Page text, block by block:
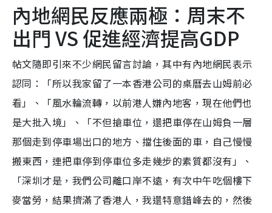
內地網民反應兩極：周末不
出門 VS 促進經濟提高GDP
帖文隨即引來不少網民留言討論，其中有內地網民表示
認同：「所以我家留了一本香港公司的桌曆去山姆前必
看」、「風水輪流轉，以前港人嫌內地客，現在他們也
是大批入境」、「不但搶車位，還把車停在山姆負一層
那個走到停車場出口的地方、擋住後面的車，自己慢慢
搬東西，連把車停到停車位多走幾步的素質都沒有」、
「深圳才是，我們公司離口岸不遠，有次中午吃個樓下
麥當勞，結果擠滿了香港人，我還特意錯峰去的，然後